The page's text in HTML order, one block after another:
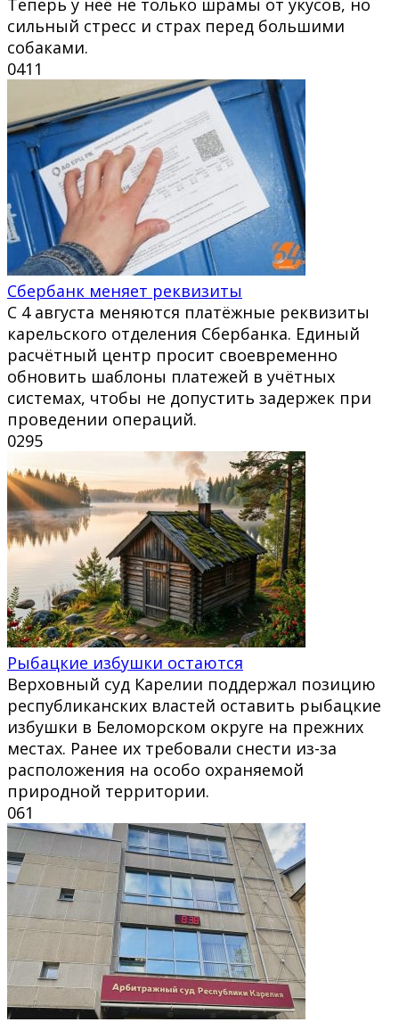
Теперь у неё не только шрамы от укусов, но
сильный стресс и страх перед большими
собаками.
0411
Сбербанк меняет реквизиты
С 4 августа меняются платёжные реквизиты
карельского отделения Сбербанка. Единый
расчётный центр просит своевременно
обновить шаблоны платежей в учётных
системах, чтобы не допустить задержек при
проведении операций.
0295
Рыбацкие избушки остаются
Верховный суд Карелии поддержал позицию
республиканских властей оставить рыбацкие
избушки в Беломорском округе на прежних
местах. Ранее их требовали снести из-за
расположения на особо охраняемой
природной территории.
061